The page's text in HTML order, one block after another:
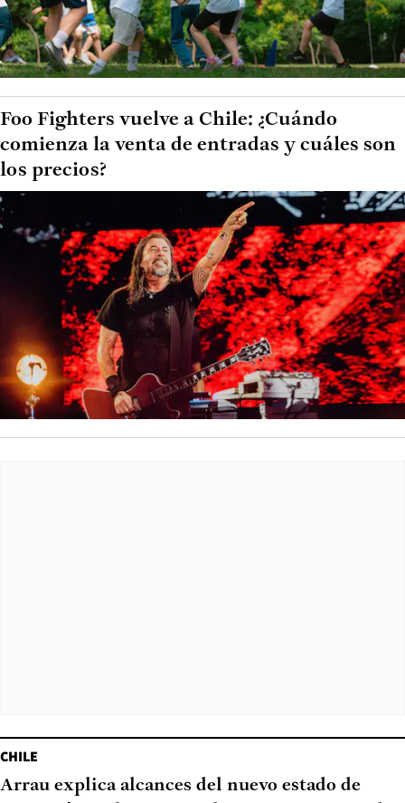
Foo Fighters vuelve a Chile: ¿Cuándo
comienza la venta de entradas y cuáles son
los precios?
CHILE
Arrau explica alcances del nuevo estado de